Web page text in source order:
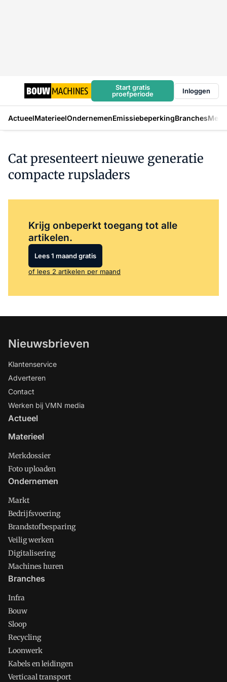
Start gratis
proefperiode
Inloggen
ActueelMaterieelOndernemenEmissiebeperkingBranches
Cat presenteert nieuwe generatie
compacte rupsladers
Krijg onbeperkt toegang tot alle
artikelen.
Lees 1 maand gratis
of lees 2 artikelen per maand
Nieuwsbrieven
Klantenservice
Adverteren
Contact
Werken bij VMN media
Actueel
Materieel
Merkdossier
Foto uploaden
Ondernemen
Markt
Bedrijfsvoering
Brandstofbesparing
Veilig werken
Digitalisering
Machines huren
Branches
Infra
Bouw
Sloop
Recycling
Loonwerk
Kabels en leidingen
Verticaal transport